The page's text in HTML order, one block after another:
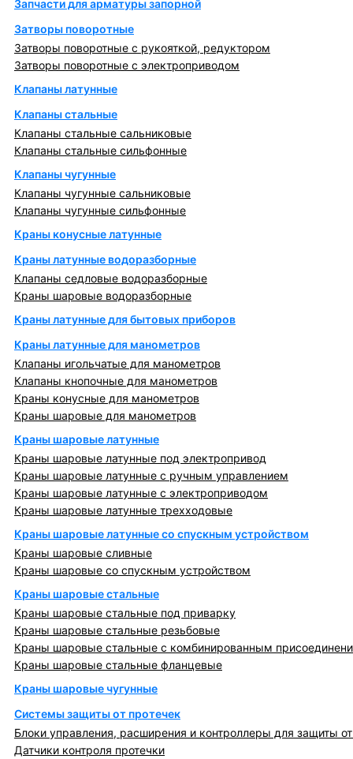
Запчасти для арматуры запорной
Затворы поворотные
Затворы поворотные с рукояткой, редуктором
Затворы поворотные с электроприводом
Клапаны латунные
Клапаны стальные
Клапаны стальные сальниковые
Клапаны стальные сильфонные
Клапаны чугунные
Клапаны чугунные сальниковые
Клапаны чугунные сильфонные
Краны конусные латунные
Краны латунные водоразборные
Клапаны седловые водоразборные
Краны шаровые водоразборные
Краны латунные для бытовых приборов
Краны латунные для манометров
Клапаны игольчатые для манометров
Клапаны кнопочные для манометров
Краны конусные для манометров
Краны шаровые для манометров
Краны шаровые латунные
Краны шаровые латунные под электропривод
Краны шаровые латунные с ручным управлением
Краны шаровые латунные с электроприводом
Краны шаровые латунные трехходовые
Краны шаровые латунные со спускным устройством
Краны шаровые сливные
Краны шаровые со спускным устройством
Краны шаровые стальные
Краны шаровые стальные под приварку
Краны шаровые стальные резьбовые
Краны шаровые стальные с комбинированным
Краны шаровые стальные фланцевые
Краны шаровые чугунные
Системы защиты от протечек
Блоки управления, расширения и контроллеры для защиты
Датчики контроля протечки